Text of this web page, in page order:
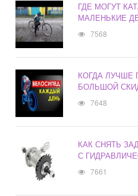
ГДЕ МОГУТ
МАЛЕНЬКИЕ
7568
КОГДА ЛУЧШЕ
БОЛЬШОЙ
7648
КАК СНЯТЬ
С
7661